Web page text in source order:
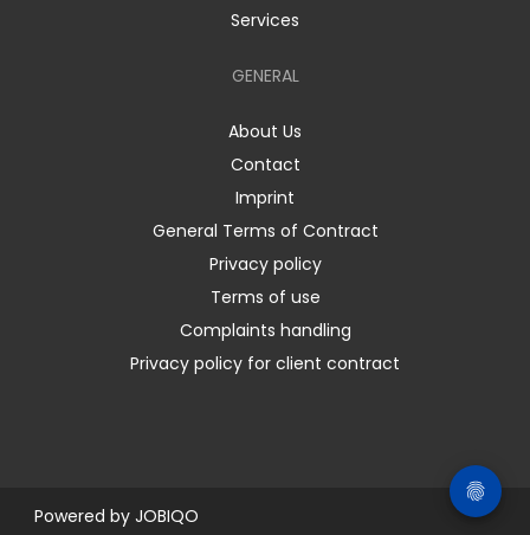
Services
GENERAL
About Us
Contact
Imprint
General Terms of Contract
Privacy policy
Terms of use
Complaints handling
Privacy policy for client contract
Powered by JOBIQO